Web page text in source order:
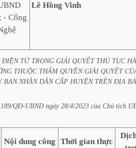
- Cổng
Lê Hồng Vinh
ĐIỆN TỬ TRONG GIẢI QUYẾT THỦ TỤC
THUỘC THẨM QUYỀN GIẢI QUYẾT
BAN NHÂN DÂN CẤP HUYỆN TRÊN ĐỊA
QĐ-UBND ngày 28/4/2023 của Chủ tịch
Nội dung công Thời gian thực